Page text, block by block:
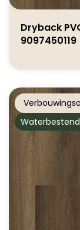
Dryback
9097450119